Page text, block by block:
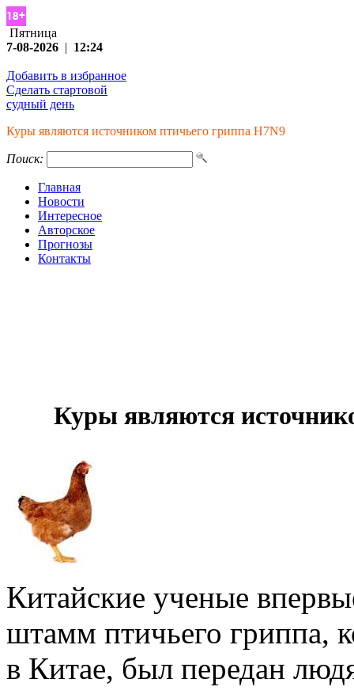
Пятница
7-08-2026 | 12:24
Добавить в избранное
Сделать стартовой
судный день
Куры являются источником птичьего гриппа H7N9
Поиск:
Главная
Новости
Интересное
Авторское
Прогнозы
Контакты
Куры являются
Китайские ученые
штамм птичьего гриппа,
в Китае, был передан